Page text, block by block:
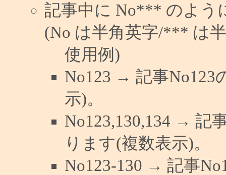
記事中に No*** のよう
(No は半角英字/*** は
使用例)
No123 → 記事No123
示)。
No123,130,134 → 記
ります(複数表示)。
No123-130 → 記事